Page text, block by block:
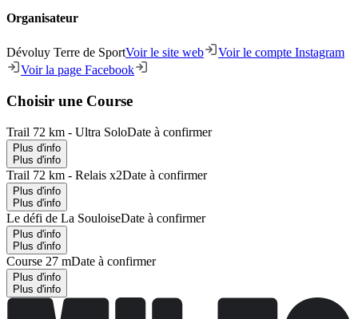
Organisateur
Dévoluy Terre de SportVoir le site web
Voir le compte Instagram
Voir la page Facebook
Choisir une Course
Trail 72 km - Ultra SoloDate à confirmer
Plus d'info
Plus d'info
Trail 72 km - Relais x2Date à confirmer
Plus d'info
Plus d'info
Le défi de La SouloiseDate à confirmer
Plus d'info
Plus d'info
Course 27 mDate à confirmer
Plus d'info
Plus d'info